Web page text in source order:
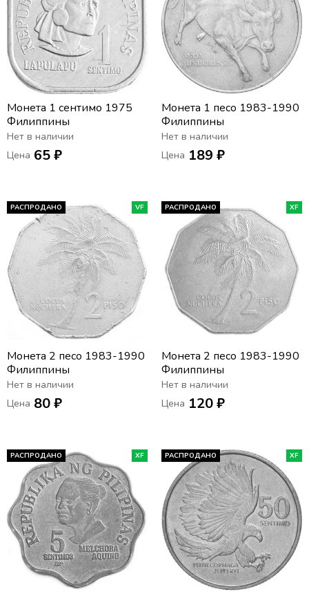
Монета 1 сентимо 1975
Филиппины
Нет в наличии
Цена 65 ₽
Монета 1 песо 1983-1990
Филиппины
Нет в наличии
Цена 189 ₽
РАСПРОДАНО VF
Монета 2 песо 1983-1990
Филиппины
Нет в наличии
Цена 80 ₽
РАСПРОДАНО XF
Монета 2 песо 1983-1990
Филиппины
Нет в наличии
Цена 120 ₽
РАСПРОДАНО XF РАСПРОДАНО XF